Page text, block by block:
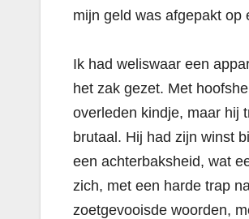
mijn geld was afgepakt op
Ik had weliswaar een
het zak gezet. Met
overleden kindje, maar hij
brutaal. Hij had zijn winst
een achterbaksheid, wat
zich, met een harde trap
zoetgevooisde woorden,